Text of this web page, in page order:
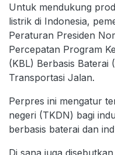
Untuk mendukung
listrik di Indonesia,
Peraturan Presiden
Percepatan Program
(KBL) Berbasis Baterai
Transportasi Jalan.
Perpres ini mengatur
negeri (TKDN) bagi
berbasis baterai dan
Di sana juga